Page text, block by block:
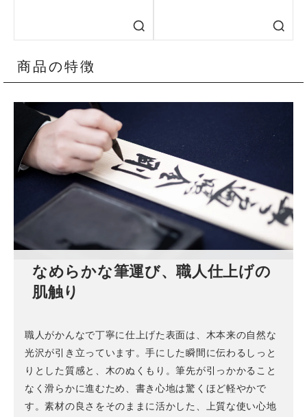
商品の特徴
なめらかな筆運び、職人仕上げの
肌触り
職人がかんなで丁寧に仕上げた表面は、木本来の自然な
光沢が引き立っています。手にした瞬間に伝わるしっと
りとした質感と、木のぬくもり。筆先が引っかかること
なく滑らかに進むため、書き心地は驚くほど軽やかで
す。素材の良さをそのままに活かした、上質な使い心地